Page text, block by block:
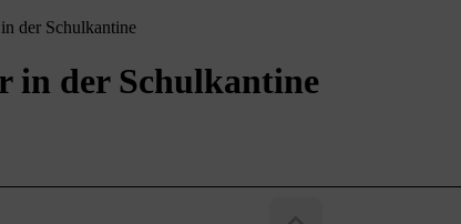
der Schulkantine
in der Schulkantine